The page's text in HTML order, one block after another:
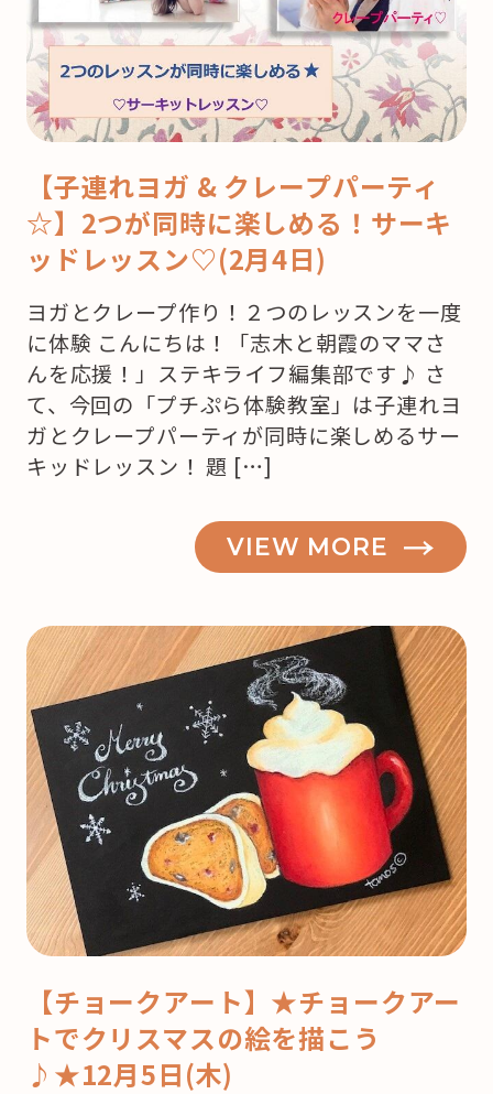
【子連れヨガ & クレープパーティ
☆】2つが同時に楽しめる！サーキ
ッドレッスン♡(2月4日)
ヨガとクレープ作り！２つのレッスンを一度
に体験 こんにちは！「志木と朝霞のママさ
んを応援！」ステキライフ編集部です♪ さ
て、今回の「プチぷら体験教室」は子連れヨ
ガとクレープパーティが同時に楽しめるサー
キッドレッスン！ 題 […]
VIEW MORE
【チョークアート】★チョークアー
トでクリスマスの絵を描こう
♪★12月5日(木)